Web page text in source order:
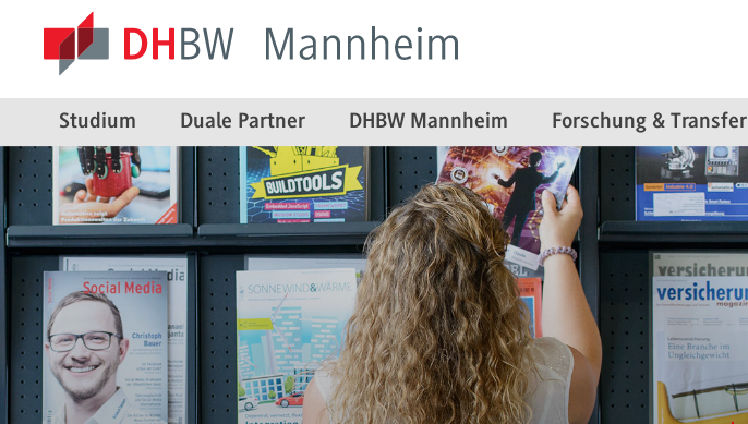
Studium Duale Partner DHBW Mannheim Forschung & Transfer